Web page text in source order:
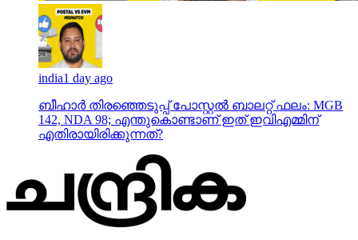
india1 day ago
ബീഹാർ തിരഞ്ഞെടുപ്പ് പോസ്റ്റൽ ബാലറ്റ് ഫലം: MGB
142, NDA 98; എന്തുകൊണ്ടാണ് ഇത് ഇവിഎമ്മിന്
എതിരായിരിക്കുന്നത്?